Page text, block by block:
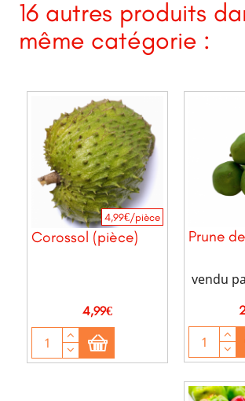
16 autres produits
même catégorie :
Corossol (pièce)
4,99€/pièce
Prix
4,99€
Prune
vendu